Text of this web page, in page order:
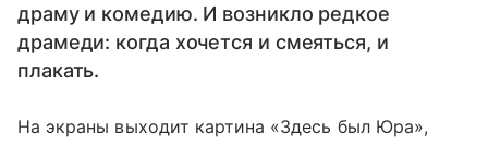
драму и комедию. И возникло редкое
драмеди: когда хочется и смеяться, и
плакать.
На экраны выходит картина «Здесь был Юра»,